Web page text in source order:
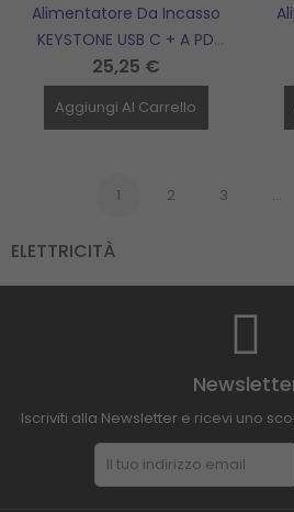
ELETTRICITÀ
Alimentatore Da Incasso
KEYSTONE USB C + A PD
20W TECNOSWITCH -
KS312PU
25,25 €
Aggiungi Al Carrello
1 2 3 …
Iscriviti alla Newsletter e ricevi uno